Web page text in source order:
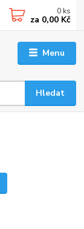
Menu
Hledat
0 ks
za 0,00 Kč